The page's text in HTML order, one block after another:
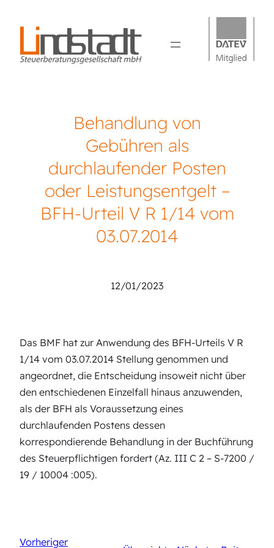
Behandlung von
Gebühren als
durchlaufender Posten
oder Leistungsentgelt –
BFH-Urteil V R 1/14 vom
03.07.2014
12/01/2023
Das BMF hat zur Anwendung des BFH-Urteils V R
1/14 vom 03.07.2014 Stellung genommen und
angeordnet, die Entscheidung insoweit nicht über
den entschiedenen Einzelfall hinaus anzuwenden,
als der BFH als Voraussetzung eines
durchlaufenden Postens dessen
korrespondierende Behandlung in der Buchführung
des Steuerpflichtigen fordert (Az. III C 2 – S-7200 /
19 / 10004 :005).
Vorheriger